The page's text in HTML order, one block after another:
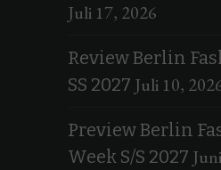
Juli 17, 2026
Review Berlin
SS 2027 Juli 10,
Preview Berlin
Week S/S 2027